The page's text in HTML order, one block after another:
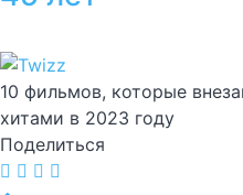
10 фильмов, которые
хитами в 2023 году
Поделиться